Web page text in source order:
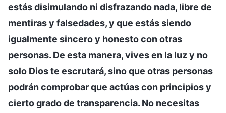
estás disimulando ni disfrazando nada, libre de
mentiras y falsedades, y que estás siendo
igualmente sincero y honesto con otras
personas. De esta manera, vives en la luz y no
solo Dios te escrutará, sino que otras personas
podrán comprobar que actúas con principios y
cierto grado de transparencia. No necesitas